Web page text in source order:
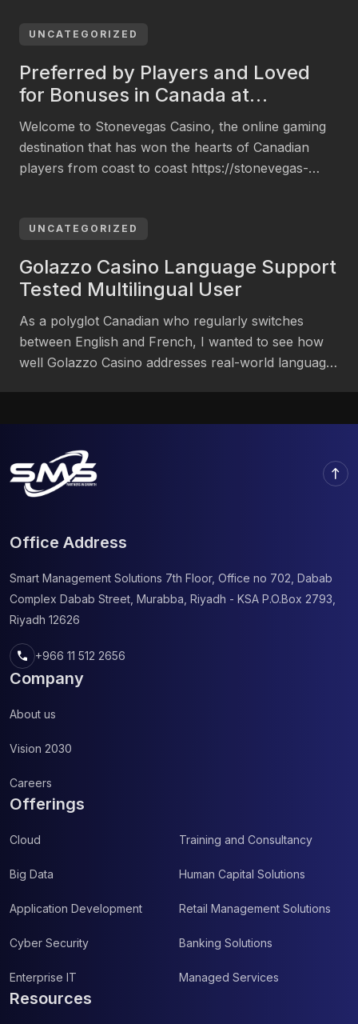
platforma e adaptată pentru români și dacă am să
UNCATEGORIZED
Preferred by Players and Loved
for Bonuses in Canada at
Stonevegas Casino
Welcome to Stonevegas Casino, the online gaming
destination that has won the hearts of Canadian
players from coast to coast https://stonevegas-
that maintain the action fresh. Our community
and exciting […]
UNCATEGORIZED
Golazzo Casino Language Support
Tested Multilingual User
As a polyglot Canadian who regularly switches
between English and French, I wanted to see how
well Golazzo Casino addresses real-world language
contacted support using both official languages. My
recognizes linguistic diversity or simply localizes […]north
Office Address
Smart Management Solutions 7th Floor, Office no 702, Dabab
Complex Dabab Street, Murabba, Riyadh - KSA P.O.Box 2793,
Riyadh 12626
call +966 11 512 2656
Company
About us
Vision 2030
Careers
Offerings
Cloud
Big Data
Application Development
Cyber Security
Enterprise IT
Training and Consultancy
Human Capital Solutions
Retail Management Solutions
Banking Solutions
Managed Services
Resources